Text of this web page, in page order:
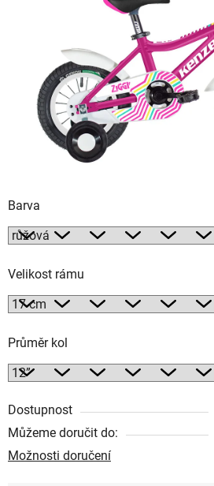
Barva
Velikost rámu
Průměr kol
Dostupnost
Můžeme doručit do:
Možnosti doručení